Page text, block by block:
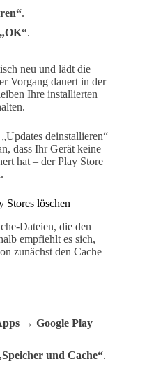
.
„OK“.
neu und lädt die
Vorgang dauert in der
Ihre installierten
deinstallieren“
dass Ihr Gerät keine
hat – der Play Store
Stores löschen
Dateien, die den
empfiehlt es sich,
zunächst den Cache
→ Google Play
und Cache“.